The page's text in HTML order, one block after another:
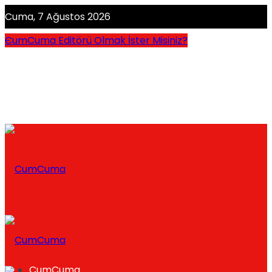
Cuma, 7 Ağustos 2026
CumCuma Editörü Olmak İster Misiniz?